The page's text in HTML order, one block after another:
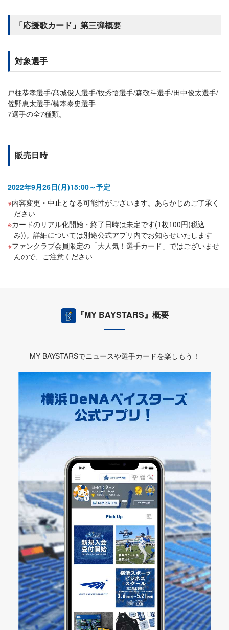
「応援歌カード」第三弾概要
対象選手
戸柱恭孝選手/髙城俊人選手/牧秀悟選手/森敬斗選手/田中俊太選手/
佐野恵太選手/楠本泰史選手
7選手の全7種類。
販売日時
2022年9月26日(月)15:00～予定
内容変更・中止となる可能性がございます。あらかじめご了承く
ださい
カードのリアル化開始・終了日時は未定です(1枚100円(税込
み))。詳細については別途公式アプリ内でお知らせいたします
ファンクラブ会員限定の「大人気！選手カード」ではございませ
んので、ご注意ください
『MY BAYSTARS』概要
MY BAYSTARSでニュースや選手カードを楽しもう！